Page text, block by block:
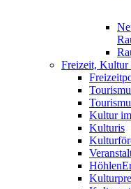
Freizeit, Kultur
Kultur
Kulturis